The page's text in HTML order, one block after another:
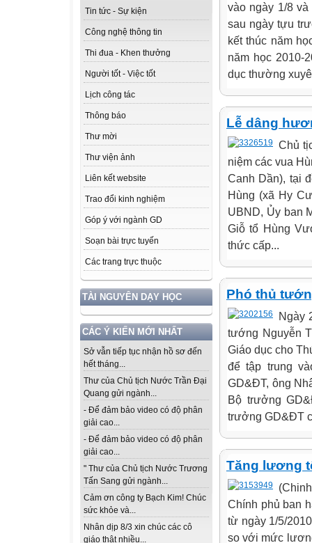
Tin tức - Sự kiện
Công nghệ thông tin
Thi đua - Khen thưởng
Người tốt - Việc tốt
Lịch công tác
Thông báo
Thư mời
Thư viện ảnh
Liên kết website
Trao đổi kinh nghiệm
Góp ý với ngành GD
Soạn bài trực tuyến
Các trang trực thuộc
TÀI NGUYÊN DẠY HỌC
CÁC Ý KIẾN MỚI NHẤT
Sở vẫn tiếp tục nhận hồ sơ đến
hết tháng...
Thư của Chủ tịch Nước Trần Đại
Quang gửi ngành...
- Để đảm bảo video có độ phân
giải cao...
- Để đảm bảo video có độ phân
giải cao...
" Thư của Chủ tịch Nước Trương
Tấn Sang gửi ngành...
Cảm ơn công ty Bạch Kim! Chúc
sức khỏe và...
Nhân dịp 8/3 xin chúc các cô
giáo thật nhiều...
vào ngày 1/8
sau ngày tựu
kết thúc năm
năm học 2010-
dục thường
Lễ dâng
Chủ
niệm các vua
Canh Dần), tại
Hùng (xã Hy
UBND, Ủy ban
Giỗ tổ Hùng
thức cấp...
Phó thủ
Ngày
tướng Nguyễn
Giáo dục cho
để tập trung
GD&ĐT, ông
Bộ trưởng
trưởng GD&ĐT
Tăng lương
Chính phủ ban
từ ngày 1/5/
so với mức